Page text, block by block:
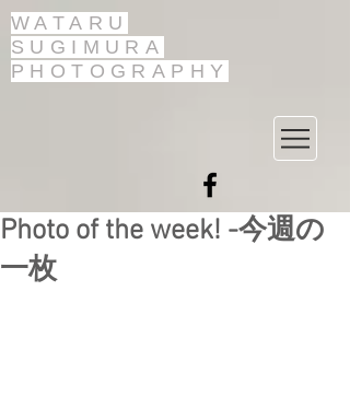
WATARU
SUGIMURA
PHOTOGRAPHY
Photo of the week! -今週の
一枚